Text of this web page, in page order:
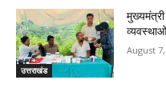
उत्तराखंड
मुख्यमंत्री
August